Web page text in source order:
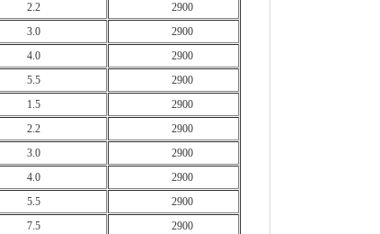
2.2
2900
3.0
2900
4.0
2900
5.5
2900
1.5
2900
2.2
2900
3.0
2900
4.0
2900
5.5
2900
7.5
2900